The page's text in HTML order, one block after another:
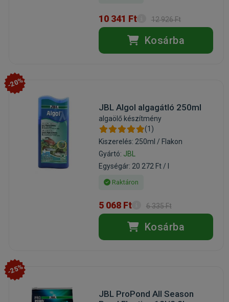
10 341 Ft 12 926 Ft
Kosárba
-20%
JBL Algol algagátló 250ml
algaölő készítmény
(1)
Kiszerelés: 250ml / Flakon
Gyártó: JBL
Egységár: 20 272 Ft / l
Raktáron
5 068 Ft 6 335 Ft
Kosárba
-25%
JBL ProPond All Season